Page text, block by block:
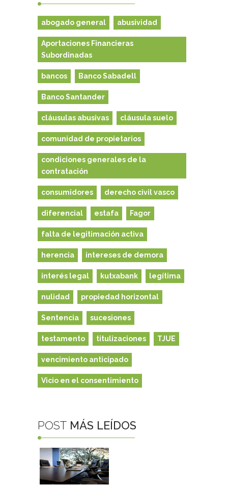
abogado general abusividad
Aportaciones Financieras
Subordinadas
bancos Banco Sabadell
Banco Santander
cláusulas abusivas cláusula suelo
comunidad de propietarios
condiciones generales de la
contratación
consumidores derecho civil vasco
diferencial estafa Fagor
falta de legitimación activa
herencia intereses de demora
interés legal kutxabank legítima
nulidad propiedad horizontal
Sentencia sucesiones
testamento titulizaciones TJUE
vencimiento anticipado
Vicio en el consentimiento
POST MÁS LEÍDOS